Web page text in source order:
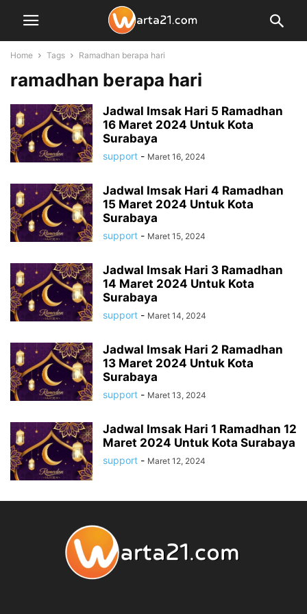
Home Tags Ramadhan berapa hari
ramadhan berapa hari
Jadwal Imsak Hari 5 Ramadhan
16 Maret 2024 Untuk Kota
Surabaya
support - Maret 16, 2024
Jadwal Imsak Hari 4 Ramadhan
15 Maret 2024 Untuk Kota
Surabaya
support - Maret 15, 2024
Jadwal Imsak Hari 3 Ramadhan
14 Maret 2024 Untuk Kota
Surabaya
support - Maret 14, 2024
Jadwal Imsak Hari 2 Ramadhan
13 Maret 2024 Untuk Kota
Surabaya
support - Maret 13, 2024
Jadwal Imsak Hari 1 Ramadhan 12
Maret 2024 Untuk Kota Surabaya
support - Maret 12, 2024